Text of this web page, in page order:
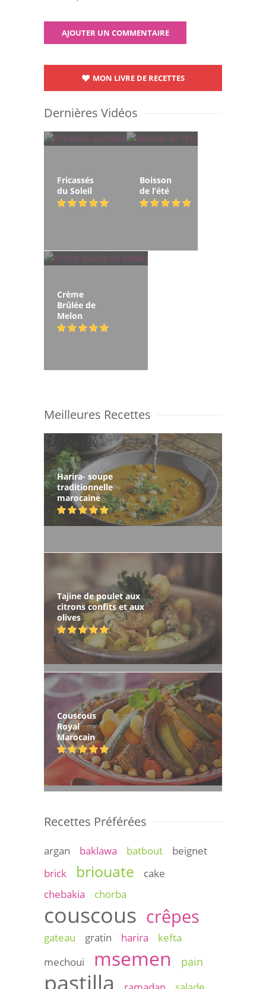
MON LIVRE DE RECETTES
Dernières Vidéos
Fricassés
du Soleil
Boisson
de l’été
Crème
Brûlée de
Melon
Meilleures Recettes
Harira- soupe
traditionnelle
marocaine
Tajine de poulet aux
citrons confits et aux
olives
Couscous
Royal
Marocain
Recettes Préférées
argan baklawa batbout
beignet
brick
briouate
cake
chebakia
chorba
couscous crêpes
gateau gratin harira
kefta
mechoui
msemen pain
pastilla